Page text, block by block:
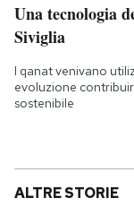
Una tecnologia
Siviglia
I qanat venivano
evoluzione
sostenibile
ALTRE STORIE